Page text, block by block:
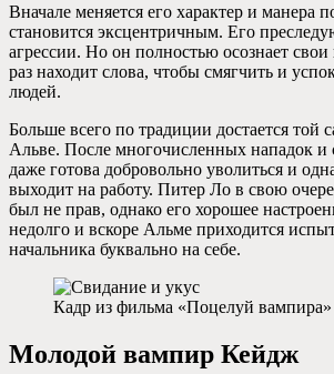
Вначале меняется его характер и манера
становится эксцентричным. Его
агрессии. Но он полностью осознает
раз находит слова, чтобы смягчить и
людей.
Больше всего по традиции достается той
Альве. После многочисленных нападок и
даже готова добровольно уволиться и
выходит на работу. Питер Ло в свою
был не прав, однако его хорошее
недолго и вскоре Альме приходится
начальника буквально на себе.
Кадр из фильма «Поцелуй вампира»
Молодой вампир Кейдж